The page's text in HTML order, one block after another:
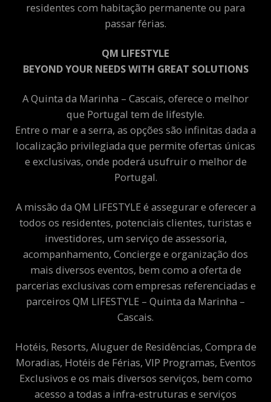
residentes com habitação permanente ou para
passar férias.
QM LIFESTYLE
BEYOND YOUR NEEDS WITH GREAT SOLUTIONS
A Quinta da Marinha – Cascais, oferece o melhor
que Portugal tem de lifestyle.
Entre o mar e a serra, as opções são infinitas dada a
localização privilegiada que permite ofertas únicas
e exclusivas, onde poderá usufruir o melhor de
Portugal.
A missão da QM LIFESTYLE é assegurar e oferecer a
todos os residentes, potenciais clientes, turistas e
investidores, um serviço de assessoria,
acompanhamento, Concierge e organização dos
mais diversos eventos, bem como a oferta de
parcerias exclusivas com empresas referenciadas e
parceiros QM LIFESTYLE – Quinta da Marinha –
Cascais.
Hotéis, Resorts, Aluguer de Residências, Compra de
Moradias, Hotéis de Férias, VIP Programas, Eventos
Exclusivos e os mais diversos serviços, bem como
acesso a todas a infra-estruturas e serviços